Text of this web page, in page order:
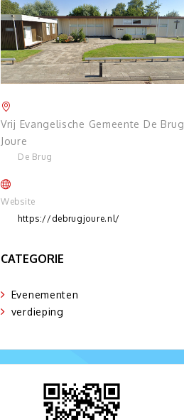
Vrij Evangelische Gemeente De Brug
Joure
De Brug
Website
https://debrugjoure.nl/
CATEGORIE
Evenementen
verdieping